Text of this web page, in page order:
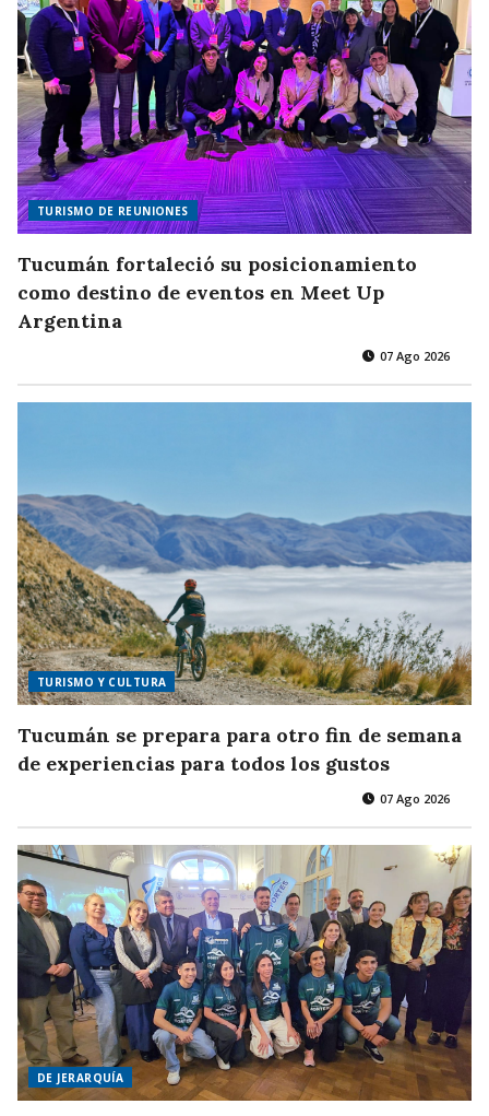
TURISMO DE REUNIONES
Tucumán fortaleció su posicionamiento
como destino de eventos en Meet Up
Argentina
07 Ago 2026
TURISMO Y CULTURA
Tucumán se prepara para otro fin de semana
de experiencias para todos los gustos
07 Ago 2026
DE JERARQUÍA